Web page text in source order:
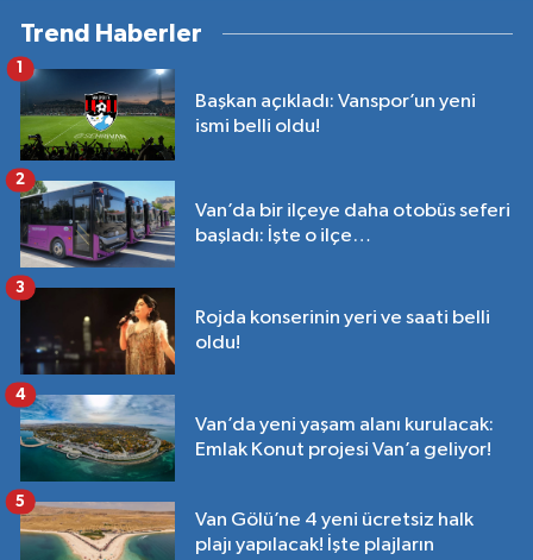
Trend Haberler
Başkan açıkladı: Vanspor’un yeni
ismi belli oldu!
Van’da bir ilçeye daha otobüs seferi
başladı: İşte o ilçe…
2
Rojda konserinin yeri ve saati belli
oldu!
3
Van’da yeni yaşam alanı kurulacak:
Emlak Konut projesi Van’a geliyor!
4
Van Gölü’ne 4 yeni ücretsiz halk
plajı yapılacak! İşte plajların
5